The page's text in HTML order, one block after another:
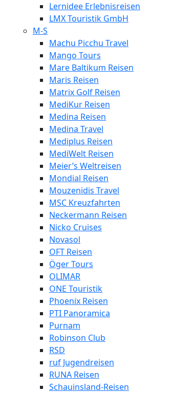
Lernidee Erlebnisreisen
LMX Touristik GmbH
M-S
Machu Picchu Travel
Mango Tours
Mare Baltikum Reisen
Maris Reisen
Matrix Golf Reisen
MediKur Reisen
Medina Reisen
Medina Travel
Mediplus Reisen
MediWelt Reisen
Meier’s Weltreisen
Mondial Reisen
Mouzenidis Travel
MSC Kreuzfahrten
Neckermann Reisen
Nicko Cruises
Novasol
OFT Reisen
Öger Tours
OLIMAR
ONE Touristik
Phoenix Reisen
PTI Panoramica
Purnam
Robinson Club
RSD
ruf Jugendreisen
RUNA Reisen
Schauinsland-Reisen